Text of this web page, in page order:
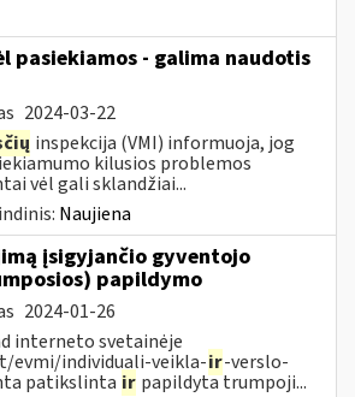
pasiekiamos - galima naudotis
2024-03-22
inspekcija (VMI) informuoja, jog
kilusios problemos
vėl gali sklandžiai...
Naujiena
įsigyjančio gyventojo
papildymo
2024-01-26
interneto svetainėje
evmi/individuali-veikla-ir-verslo-
patikslinta ir papildyta trumpoji...